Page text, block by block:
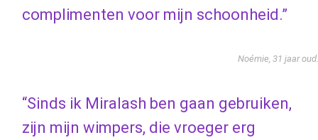
complimenten voor mijn schoonheid.”
Noémie, 31 jaar oud.
“Sinds ik Miralash ben gaan gebruiken,
zijn mijn wimpers, die vroeger erg